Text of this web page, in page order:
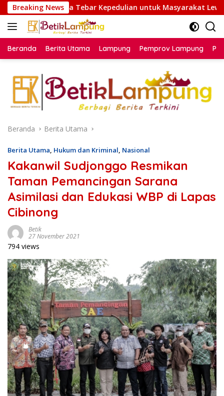
Langsung
ke
konten
Breaking News
Kepedulian untuk Masyarakat Lewat Bakti Sosial
Beranda Berita Utama Lampung Pemprov Lampung
Beranda Berita Utama
Berita Utama, Hukum dan Kriminal, Nasional
Kakanwil Sudjonggo Resmikan
Taman Pemancingan Sarana
Asimilasi dan Edukasi WBP di Lapas
Cibinong
Betik
27 November 2021
794 views